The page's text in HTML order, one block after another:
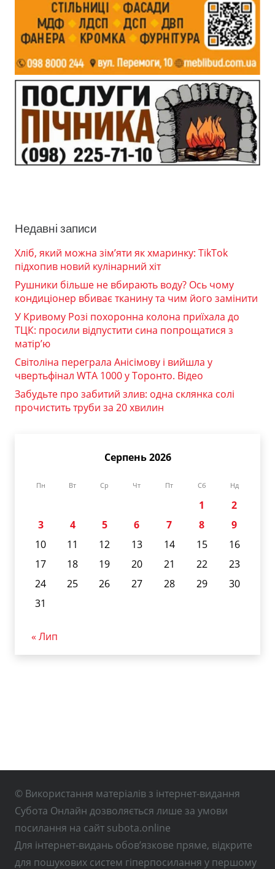
Недавні записи
Хліб, який можна зім’яти як хмаринку: TikTok
підхопив новий кулінарний хіт
Рушники більше не вбирають воду? Ось чому
кондиціонер вбиває тканину та чим його замінити
У Кривому Розі похоронна колона приїхала до
ТЦК: просили відпустити сина попрощатися з
матір’ю
Світоліна переграла Анісімову і вийшла у
чвертьфінал WTA 1000 у Торонто. Відео
Забудьте про забитий злив: одна склянка солі
прочистить труби за 20 хвилин
Серпень 2026
Пн Вт Ср Чт Пт Сб Нд
1
2
3
4 5 6 7 8
9
10
11 12 13 14 15
16
17
18 19 20 21 22
23
24
25 26 27 28 29
30
31
« Лип
© Використання матеріалів з інтернет-видання
Субота Онлайн дозволяється лише за умови
посилання на сайт subota.online
Для інтернет-видань обов’язкове пряме, відкрите
для пошукових систем гіперпосилання у першому